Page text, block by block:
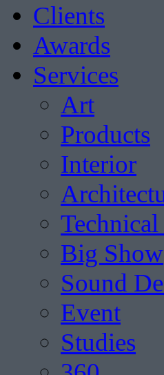
Clients
Awards
Services
Art
Products
Interior
Big Show
Sound
Event
Studies